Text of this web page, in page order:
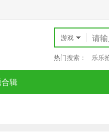
游戏
热门搜索： 乐乐
辑